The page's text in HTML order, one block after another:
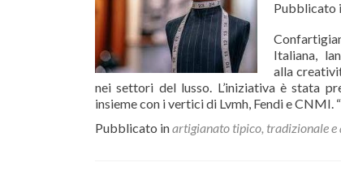
Pubblicato
Italiana,
alla
nei settori del lusso. L’iniziativa è stata
insieme con i vertici di Lvmh, Fendi e CNMI.
Pubblicato inartigianato tipico, tradizionale